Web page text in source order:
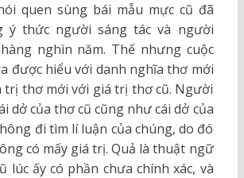
quen sùng bái mẫu mực cũ đã
ý thức người sáng tác và người
nghìn năm. Thế nhưng cuộc
được hiểu với danh nghĩa thơ mới
trị thơ mới với giá trị thơ cũ. Người
dở của thơ cũ cũng như cái dở của
đi tìm lí luận của chúng, do đó
có mấy giá trị. Quả là thuật ngữ
lúc ấy có phần chưa chính xác, và